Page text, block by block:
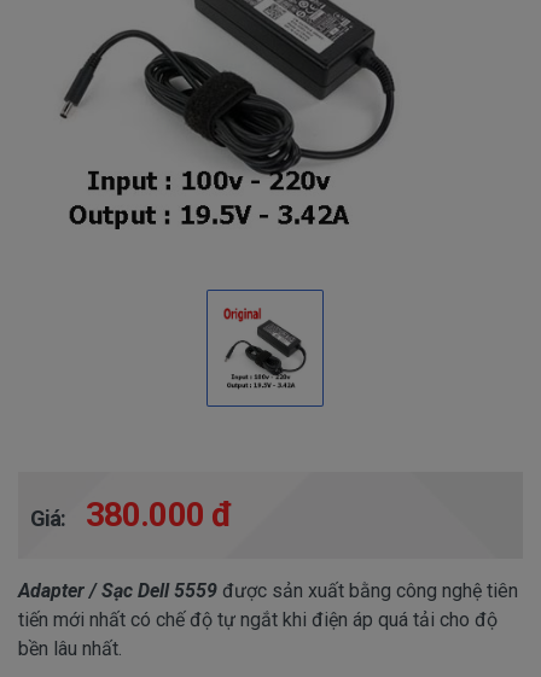
Giá: 380.000 đ
Adapter / Sạc Dell 5559 được sản xuất bằng công nghệ tiên
tiến mới nhất có chế độ tự ngắt khi điện áp quá tải cho độ
bền lâu nhất.